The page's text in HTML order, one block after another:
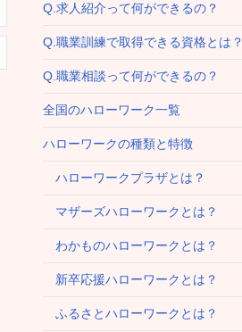
Q.求人紹介って何ができるの？
Q.職業訓練で取得できる資格とは？
Q.職業相談って何ができるの？
全国のハローワーク一覧
ハローワークの種類と特徴
ハローワークプラザとは？
マザーズハローワークとは？
わかものハローワークとは？
新卒応援ハローワークとは？
ふるさとハローワークとは？